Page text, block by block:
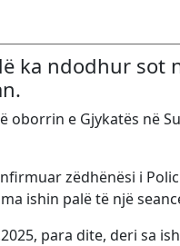
ka ndodhur sot
oborrin e Gjykatës në
zëdhënësi i
ishin palë të një
para dite, deri sa